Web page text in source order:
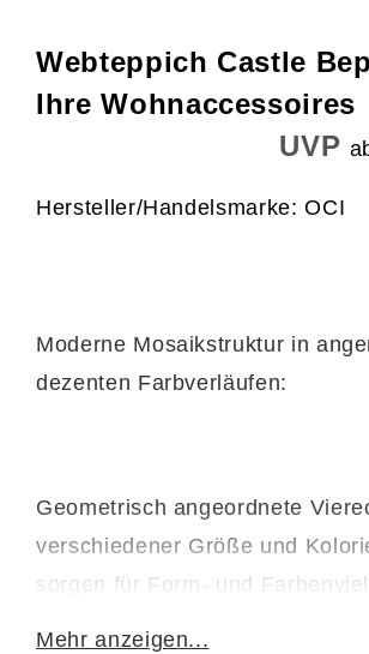
Webteppich Castle
Ihre Wohnaccessoires
UVP
Hersteller/Handelsmarke: OCI
Moderne Mosaikstruktur in
dezenten Farbverläufen:
Geometrisch angeordnete
verschiedener Größe und
sorgen für Form- und
Mehr anzeigen...